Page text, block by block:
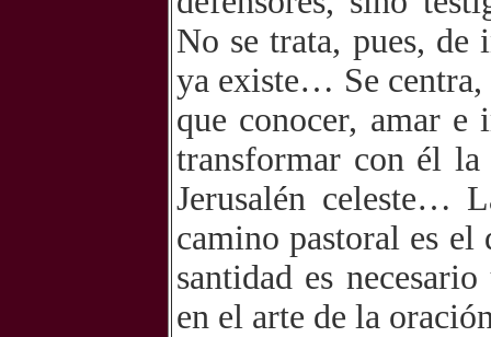
No se trata, pues, de
ya existe… Se
que conocer, amar
transformar con él la
Jerusalén celeste…
camino pastoral es
santidad es
en el arte de la